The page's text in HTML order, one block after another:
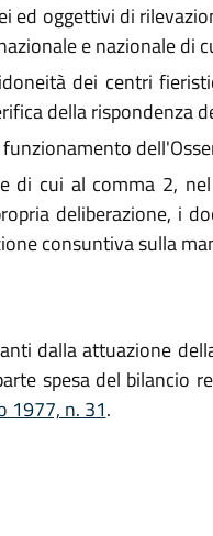
ed oggettivi di
e nazionale di
dei centri
della rispondenza
di cui al comma 2,
deliberazione, i
consuntiva sulla
dalla attuazione
spesa del bilancio
1977, n. 31.